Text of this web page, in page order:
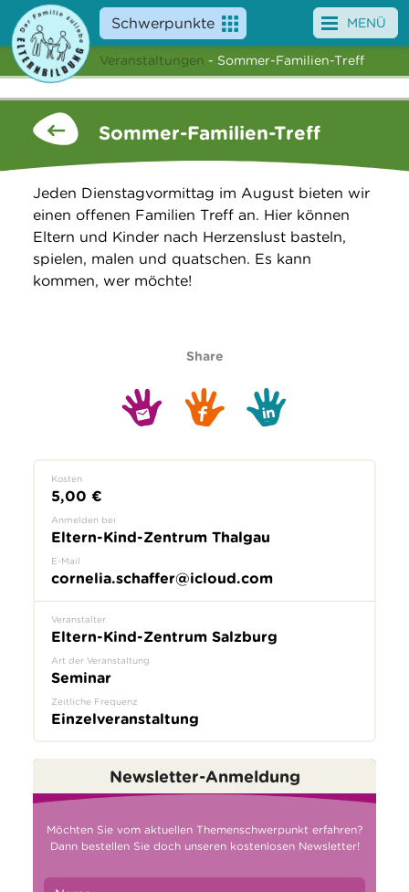
Schwerpunkte
Angebote
Veranstaltungen
Service
Über uns
Suche
MENÜ
Veranstaltungen - Sommer-Familien-Treff
Sommer-Familien-Treff
Jeden Dienstagvormittag im August bieten wir
einen offenen Familien Treff an. Hier können
Eltern und Kinder nach Herzenslust basteln,
spielen, malen und quatschen. Es kann
kommen, wer möchte!
Share
Kosten
5,00 €
Anmelden bei
Eltern-Kind-Zentrum Thalgau
E-Mail
cornelia.schaffer@icloud.com
Veranstalter
Eltern-Kind-Zentrum Salzburg
Art der Veranstaltung
Seminar
Zeitliche Frequenz
Einzelveranstaltung
Newsletter-Anmeldung
Möchten Sie vom aktuellen Themenschwerpunkt erfahren?
Dann bestellen Sie doch unseren kostenlosen Newsletter!